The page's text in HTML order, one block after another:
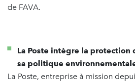
de FAVA.
La Poste intègre la
sa politique
La Poste, entreprise à mission